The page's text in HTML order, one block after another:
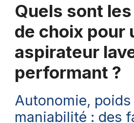
Quels sont
de choix pour
aspirateur
performant ?
Autonomie, poids
maniabilité : des